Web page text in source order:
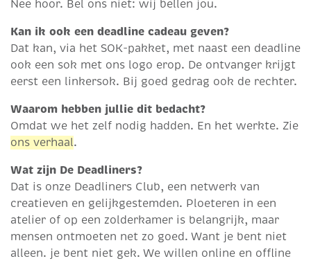
Nee hoor. Bel ons niet: wij bellen jou.
Kan ik ook een deadline cadeau geven?
Dat kan, via het SOK-pakket, met naast een deadline
ook een sok met ons logo erop. De ontvanger krijgt
eerst een linkersok. Bij goed gedrag ook de rechter.
Waarom hebben jullie dit bedacht?
Omdat we het zelf nodig hadden. En het werkte. Zie
ons verhaal.
Wat zijn De Deadliners?
Dat is onze Deadliners Club, een netwerk van
creatieven en gelijkgestemden. Ploeteren in een
atelier of op een zolderkamer is belangrijk, maar
mensen ontmoeten net zo goed. Want je bent niet
alleen. je bent niet gek. We willen online en offline